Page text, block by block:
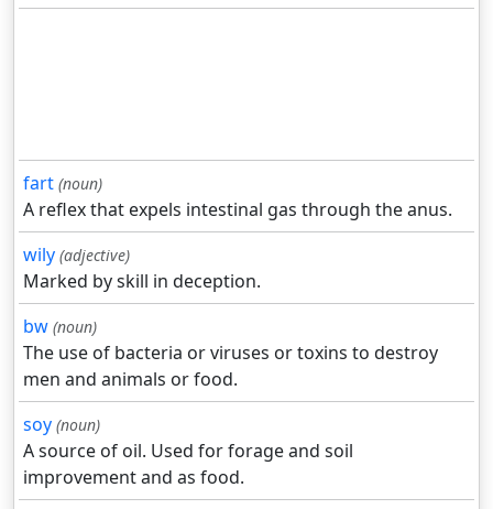
fart (noun)
A reflex that expels intestinal gas through the anus.
wily (adjective)
Marked by skill in deception.
bw (noun)
The use of bacteria or viruses or toxins to destroy
men and animals or food.
soy (noun)
A source of oil. Used for forage and soil
improvement and as food.